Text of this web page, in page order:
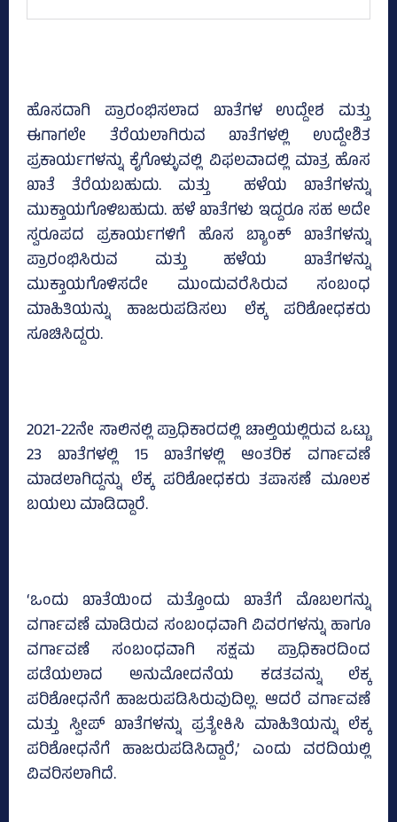
ಹೊಸದಾಗಿ ಪ್ರಾರಂಭಿಸಲಾದ ಖಾತೆಗಳ ಉದ್ದೇಶ ಮತ್ತು
ಈಗಾಗಲೇ ತೆರೆಯಲಾಗಿರುವ ಖಾತೆಗಳಲ್ಲಿ ಉದ್ದೇಶಿತ
ಪ್ರಕಾರ್ಯಗಳನ್ನು ಕೈಗೊಳ್ಳುವಲ್ಲಿ ವಿಫಲವಾದಲ್ಲಿ ಮಾತ್ರ ಹೊಸ
ಖಾತೆ ತೆರೆಯಬಹುದು. ಮತ್ತು ಹಳೆಯ ಖಾತೆಗಳನ್ನು
ಮುಕ್ತಾಯಗೊಳಿಬಹುದು. ಹಳೆ ಖಾತೆಗಳು ಇದ್ದರೂ ಸಹ ಅದೇ
ಸ್ವರೂಪದ ಪ್ರಕಾರ್ಯಗಳಿಗೆ ಹೊಸ ಬ್ಯಾಂಕ್‌ ಖಾತೆಗಳನ್ನು
ಪ್ರಾರಂಭಿಸಿರುವ ಮತ್ತು ಹಳೆಯ ಖಾತೆಗಳನ್ನು
ಮುಕ್ತಾಯಗೊಳಿಸದೇ ಮುಂದುವರೆಸಿರುವ ಸಂಬಂಧ
ಮಾಹಿತಿಯನ್ನು ಹಾಜರುಪಡಿಸಲು ಲೆಕ್ಕ ಪರಿಶೋಧಕರು
ಸೂಚಿಸಿದ್ದರು.
2021-22ನೇ ಸಾಲಿನಲ್ಲಿ ಪ್ರಾಧಿಕಾರದಲ್ಲಿ ಚಾಲ್ತಿಯಲ್ಲಿರುವ ಒಟ್ಟು
23 ಖಾತೆಗಳಲ್ಲಿ 15 ಖಾತೆಗಳಲ್ಲಿ ಆಂತರಿಕ ವರ್ಗಾವಣೆ
ಮಾಡಲಾಗಿದ್ದನ್ನು ಲೆಕ್ಕ ಪರಿಶೋಧಕರು ತಪಾಸಣೆ ಮೂಲಕ
ಬಯಲು ಮಾಡಿದ್ದಾರೆ.
‘ಒಂದು ಖಾತೆಯಿಂದ ಮತ್ತೊಂದು ಖಾತೆಗೆ ಮೊಬಲಗನ್ನು
ವರ್ಗಾವಣೆ ಮಾಡಿರುವ ಸಂಬಂಧವಾಗಿ ವಿವರಗಳನ್ನು ಹಾಗೂ
ವರ್ಗಾವಣೆ ಸಂಬಂಧವಾಗಿ ಸಕ್ಷಮ ಪ್ರಾಧಿಕಾರದಿಂದ
ಪಡೆಯಲಾದ ಅನುಮೋದನೆಯ ಕಡತವನ್ನು ಲೆಕ್ಕ
ಪರಿಶೋಧನೆಗೆ ಹಾಜರುಪಡಿಸಿರುವುದಿಲ್ಲ. ಆದರೆ ವರ್ಗಾವಣೆ
ಮತ್ತು ಸ್ವೀಪ್‌ ಖಾತೆಗಳನ್ನು ಪ್ರತ್ಯೇಕಿಸಿ ಮಾಹಿತಿಯನ್ನು ಲೆಕ್ಕ
ಪರಿಶೋಧನೆಗೆ ಹಾಜರುಪಡಿಸಿದ್ದಾರೆ,’ ಎಂದು ವರದಿಯಲ್ಲಿ
ವಿವರಿಸಲಾಗಿದೆ.